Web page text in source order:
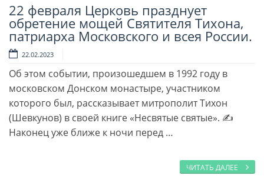
Читать далее
22 февраля Церковь празднует
обретение мощей Святителя Тихона,
патриарха Московского и всея России.
22.02.2023
Об этом событии, произошедшем в 1992 году в
московском Донском монастыре, участником
которого был, рассказывает митрополит Тихон
(Шевкунов) в своей книге «Несвятые святые». ✍
Наконец уже ближе к ночи перед …
ЧИТАТЬ ДАЛЕЕ